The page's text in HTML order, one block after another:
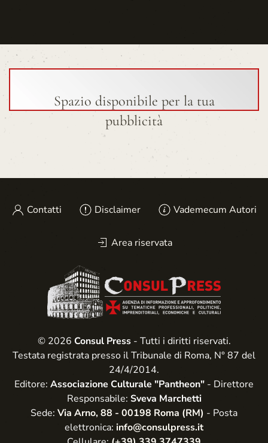
Spazio disponibile per la tua
pubblicità
Contatti Disclaimer Vademecum Autori
Area riservata
© 2026 Consul Press- Tutti i diritti riservati.
Testata registrata presso il Tribunale di Roma, N° 87 del
24/4/2014.
Editore: Associazione Culturale "Pantheon" - Direttore
Responsabile: Sveva Marchetti
Sede: Via Arno, 88 - 00198 Roma (RM) - Posta
elettronica: info@consulpress.it